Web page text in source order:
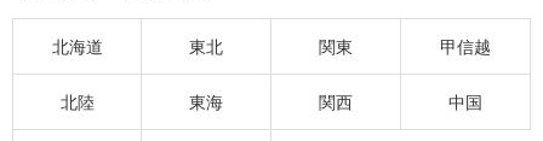
北海道 東北 関東 甲信越
北陸 東海 関西 中国